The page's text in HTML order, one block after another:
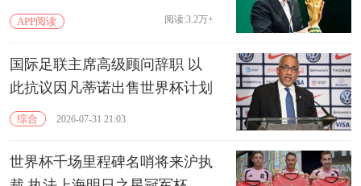
APP阅读 阅读:3.2万+
国际足联主席高级顾问辞职 以
此抗议因凡蒂诺出售世界杯计划
综合 2026-07-31 21:03
世界杯千场里程碑名哨将来沪执